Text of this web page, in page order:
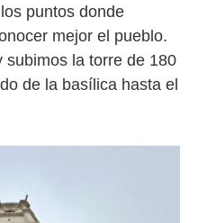
puntos donde
mejor el pueblo.
subimos la torre de 180
de la basílica hasta el